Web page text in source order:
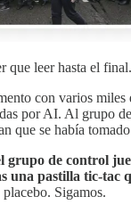
que leer hasta el final.
con varios
por AI. Al grupo
que se había
grupo de control
una pastilla tic-tac
Sigamos.